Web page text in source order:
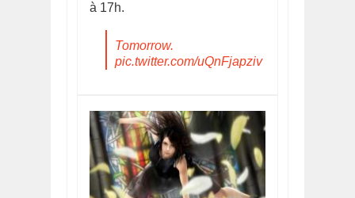
à 17h.
Tomorrow.
pic.twitter.com/uQnFjapziv